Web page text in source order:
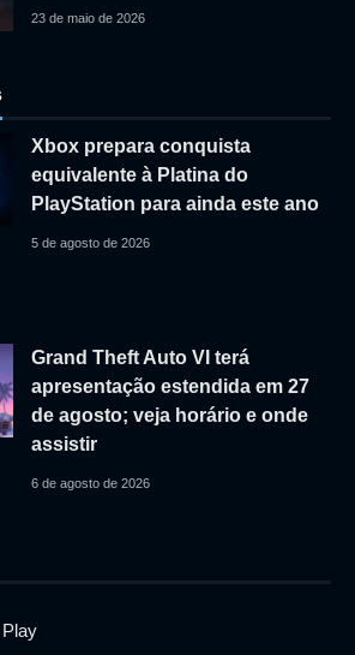
23 de maio de 2026
Xbox prepara conquista
equivalente à Platina do
PlayStation para ainda este ano
5 de agosto de 2026
Grand Theft Auto VI terá
apresentação estendida em 27
de agosto; veja horário e onde
assistir
6 de agosto de 2026